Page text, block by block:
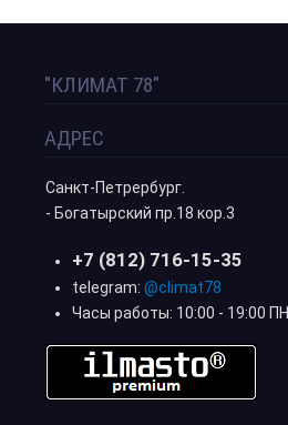
"КЛИМАТ 78"
АДРЕС
Санкт-Петрербург.
- Богатырский пр.18 кор.3
+7 (812) 716-15-35
telegram: @climat78
Часы работы: 10:00 - 19:00